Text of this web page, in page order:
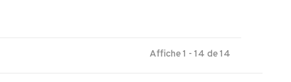
Affiche 1 - 14 de 14